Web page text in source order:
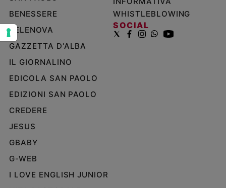
Riflessioni
Foto
Podcast
BENESSERE
TELENOVA
GAZZETTA D'ALBA
IL GIORNALINO
EDICOLA SAN PAOLO
EDIZIONI SAN PAOLO
CREDERE
JESUS
GBABY
G-WEB
I LOVE ENGLISH JUNIOR
WHISTLEBLOWING
SOCIAL